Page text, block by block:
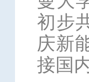
初步
庆新
接国